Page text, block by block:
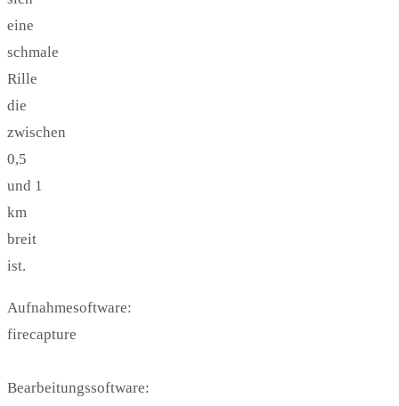
eine
schmale
Rille
die
zwischen
0,5
und 1
km
breit
ist.
Aufnahmesoftware:
firecapture
Bearbeitungssoftware: